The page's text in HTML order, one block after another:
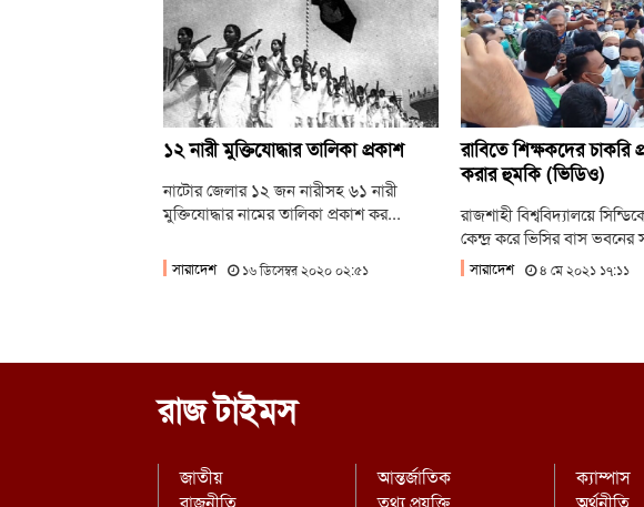
১২ নারী মুক্তিযোদ্ধার তালিকা প্রকাশ
নাটোর জেলার ১২ জন নারীসহ ৬১ নারী
মুক্তিযোদ্ধার নামের তালিকা প্রকাশ কর...
সারাদেশ ১৬ ডিসেম্বর ২০২০ ০২:৫১
রাবিতে শিক্ষকদের চাকরি
করার হুমকি (ভিডিও)
রাজশাহী বিশ্ববিদ্যালয়ে
কেন্দ্র করে ভিসির বাস ভবনের
সারাদেশ ৪ মে ২০২১ ১৭:১১
রাজ টাইমস
জাতীয়
রাজনীতি
আন্তর্জাতিক
তথ্য প্রযুক্তি
ক্যাম্পাস
অর্থনীতি